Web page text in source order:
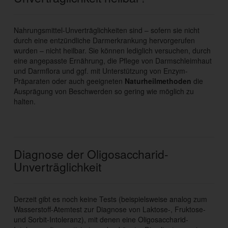
Nahrungsmittel-Unverträglichkeiten sind – sofern sie nicht
durch eine entzündliche Darmerkrankung hervorgerufen
wurden – nicht heilbar. Sie können lediglich versuchen, durch
eine angepasste Ernährung, die Pflege von Darmschleimhaut
und Darmflora und ggf. mit Unterstützung von Enzym-
Präparaten oder auch geeigneten Naturheilmethoden die
Ausprägung von Beschwerden so gering wie möglich zu
halten.
Diagnose der Oligosaccharid-
Unverträglichkeit
Derzeit gibt es noch keine Tests (beispielsweise analog zum
Wasserstoff-Atemtest zur Diagnose von Laktose-, Fruktose-
und Sorbit-Intoleranz), mit denen eine Oligosaccharid-